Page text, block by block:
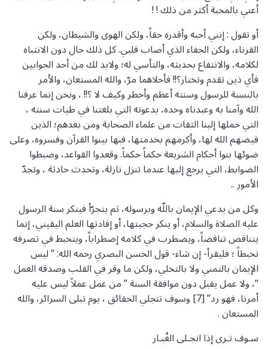
أعني بالمحبة أكثر من ذلك ! !
أو تقول : إنني أحبه وأقدره حقاً، ولكن الهوى والشيطان، ولكن
القرناء، ولكن الجفاء الذي أصاب قلبي. كل ذلك حال دون الانتباه
لكلامه، والانتفاع بحديثه، والتأسي له؛ ولابد لك من أحد الجوابين
فأي ذين تقدم وتختار؟!! فأحلاهما مرّ، والله المستعان، والأمر
بالنسبة للرسول وسنته أعظم وأخطر وكيف لا ؟!! ، ونحن إنما عرفنا
الله وآمنا به وعبدناه وحده، بدعوته التي بلغتنا في طيات سنته ،
التي حملها إلينا الثقات من علماء الصحابة ومن بعدهم؛ الذين
قيضهم الله لها، وأكرمهم بخدمتها، فبها بينوا القرآن وفسروه، وعلى
ضوئها بنوا أحكام الشريعة حكماً حكماً. وقعدوا القواعد، وضبطوا
الضوابط، التي يرجع إليها عندما تنزل نازلة، وتحدث حادثة ، وتجدّ
الأمور ..
وكل من يدعي الإيمان باللّه وبرسوله، ثم يتجرّأ فينكر سنة الرسول
عليه الصلاة والسلام، أو ينكر حجيتها، أو إفادتها العلم اليقيني، إنما
يتناقض تناقضاً، ويضطرب في كلامه إضطراباً، ويتخبط في تصرفه
تخبطاً ؛ فليقرأ- إن شاء- قول الحسن البصري رحمه الله: ” ليس
الإيمان بالتمني ولا بالتخلي، ولكن ما وقر في القلب وصدقه العمل
“، ولا عمل يقبل دون موافقة السنة ” من عمل عملاً ليس عليه
أمرنا، فهو رد” [7] وسوف تنجلي الحقائق ، يوم تبلى السرائر، والله
المستعان .
سـوف تـرى إذا انجـلى الغُبـار